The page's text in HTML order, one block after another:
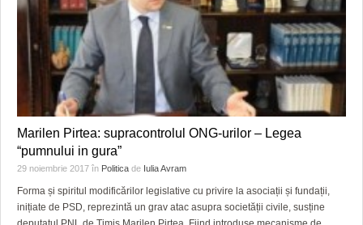
Marilen Pirtea: supracontrolul ONG-urilor – Legea
“pumnului in gura”
29 noiembrie 2017 în Politica de Iulia Avram
Forma și spiritul modificărilor legislative cu privire la asociații și fundații,
inițiate de PSD, reprezintă un grav atac asupra societății civile, susține